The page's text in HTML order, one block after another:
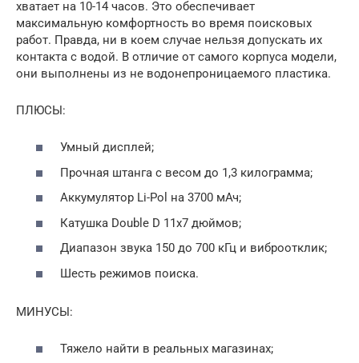
хватает на 10-14 часов. Это обеспечивает
максимальную комфортность во время поисковых
работ. Правда, ни в коем случае нельзя допускать их
контакта с водой. В отличие от самого корпуса модели,
они выполнены из не водонепроницаемого пластика.
ПЛЮСЫ:
Умный дисплей;
Прочная штанга с весом до 1,3 килограмма;
Аккумулятор Li-Pol на 3700 мАч;
Катушка Double D 11х7 дюймов;
Диапазон звука 150 до 700 кГц и виброотклик;
Шесть режимов поиска.
МИНУСЫ:
Тяжело найти в реальных магазинах;